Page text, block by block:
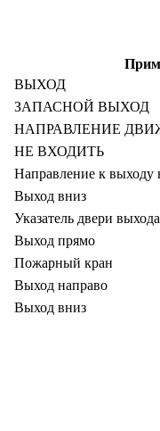
ВЫХОД
ЗАПАСНОЙ ВЫХОД
НАПРАВЛЕНИЕ
НЕ ВХОДИТЬ
Направление к выходу
Выход вниз
Указатель двери
Выход прямо
Пожарный кран
Выход направо
Выход вниз